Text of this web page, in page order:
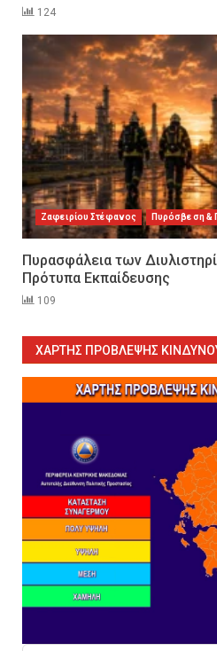
124
Ζαφειρίου Στέφανος Πυρόσβεση &
Πυρασφάλεια των
Πρότυπα Εκπαίδευσης
109
ΧΆΡΤΗΣ ΠΡΌΒΛΕΨΗΣ
αλλάξουμε
7
μας
Η
ασφάλειας
9
Technical
Why
HSE Must